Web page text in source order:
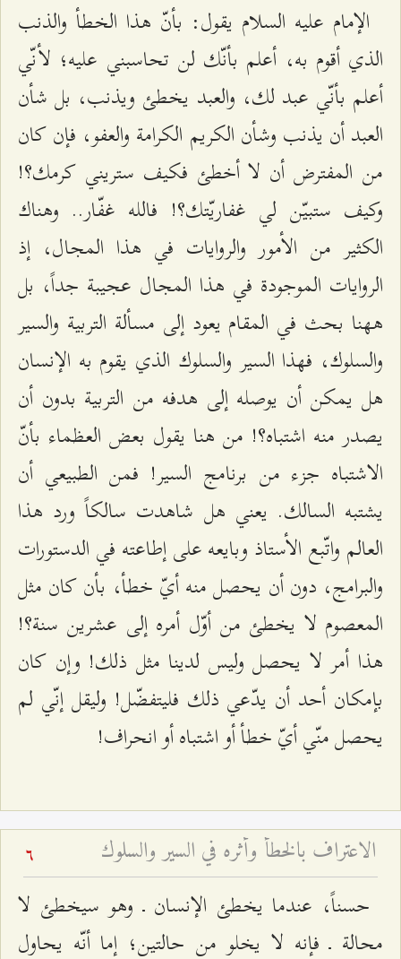
الإمام عليه السلام يقول: بأنّ هذا الخطأ والذنب
الذي أقوم به، أعلم بأنّك لن تحاسبني عليه؛ لأنّي
أعلم بأنّي عبد لك، والعبد يخطئ ويذنب، بل شأن
العبد أن يذنب وشأن الكريم الكرامة والعفو، فإن كان
من المفترض أن لا أخطئ فكيف ستريني كرمك؟!
وكيف ستبيّن لي غفاريّتك؟! فالله غفّار.. وهناك
الكثير من الأمور والروايات في هذا المجال، إذ
الروايات الموجودة في هذا المجال عجيبة جداً، بل
ههنا بحث في المقام يعود إلى مسألة التربية والسير
والسلوك، فهذا السير والسلوك الذي يقوم به الإنسان
هل يمكن أن يوصله إلى هدفه من التربية بدون أن
يصدر منه اشتباه؟! من هنا يقول بعض العظماء بأنّ
الاشتباه جزء من برنامج السير! فمن الطبيعي أن
يشتبه السالك. يعني هل شاهدت سالكاً ورد هذا
العالم واتّبع الأستاذ وبايعه على إطاعته في الدستورات
والبرامج، دون أن يحصل منه أيّ خطأ، بأن كان مثل
المعصوم لا يخطئ من أوّل أمره إلى عشرين سنة؟!
هذا أمر لا يحصل وليس لدينا مثل ذلك! وإن كان
بإمكان أحد أن يدّعي ذلك فليتفضّل! وليقل إنّي لم
يحصل منّي أيّ خطأ أو اشتباه أو انحراف!
الاعتراف بالخطأ وأثره في السير والسلوك 6
حسناً، عندما يخطئ الإنسان ـ وهو سيخطئ لا
محالة ـ فإنه لا يخلو من حالتين؛ إما أنّه يحاول